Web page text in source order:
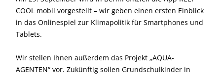
COOL mobil vorgestellt – wir geben einen ersten Einblick
in das Onlinespiel zur Klimapolitik für Smartphones und
Tablets.
Wir stellen Ihnen außerdem das Projekt „AQUA-
AGENTEN“ vor. Zukünftig sollen Grundschulkinder in